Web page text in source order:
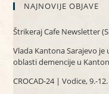
NAJNOVIJE OBJAVE
Štrikeraj Cafe Newsletter
Vlada Kantona Sarajevo
oblasti demencije u
CROCAD-24 | Vodice, 9.-